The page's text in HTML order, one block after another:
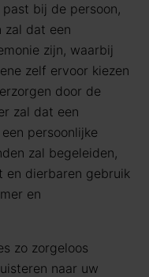
bij de persoon,
zal dat een
zijn, waarbij
zelf ervoor kiezen
door de
zal dat een
persoonlijke
zal begeleiden,
en dierbaren gebruik
en
zo zorgeloos
naar uw